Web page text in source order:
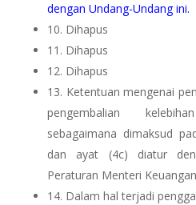
dengan Undang-Undang ini.
10. Dihapus
11. Dihapus
12. Dihapus
13. Ketentuan mengenai
pengembalian
sebagaimana dimaksud
dan ayat (4c) diatur
Peraturan Menteri
14. Dalam hal terjadi